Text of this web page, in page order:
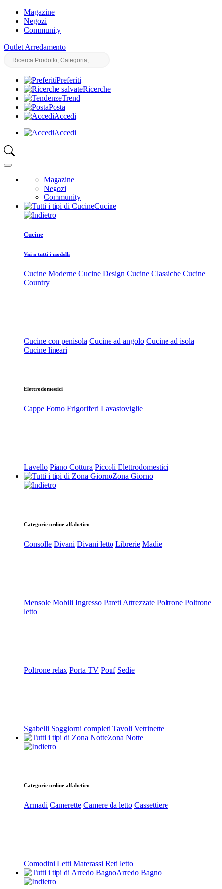
Magazine
Negozi
Community
Outlet Arredamento
Preferiti
Ricerche
Trend
Posta
Accedi
Accedi
Magazine
Negozi
Community
Cucine
Cucine
Vai a tutti i modelli
Cucine Moderne Cucine Design Cucine Classiche Cucine
Country
Cucine con penisola Cucine ad angolo Cucine ad isola
Cucine lineari
Elettrodomestici
Cappe Forno Frigoriferi Lavastoviglie
Lavello Piano Cottura Piccoli Elettrodomestici
Zona Giorno
Categorie ordine alfabetico
Consolle Divani Divani letto Librerie Madie
Mensole Mobili Ingresso Pareti Attrezzate Poltrone Poltrone
letto
Poltrone relax Porta TV Pouf Sedie
Sgabelli Soggiorni completi Tavoli Vetrinette
Zona Notte
Categorie ordine alfabetico
Armadi Camerette Camere da letto Cassettiere
Comodini Letti Materassi Reti letto
Arredo Bagno